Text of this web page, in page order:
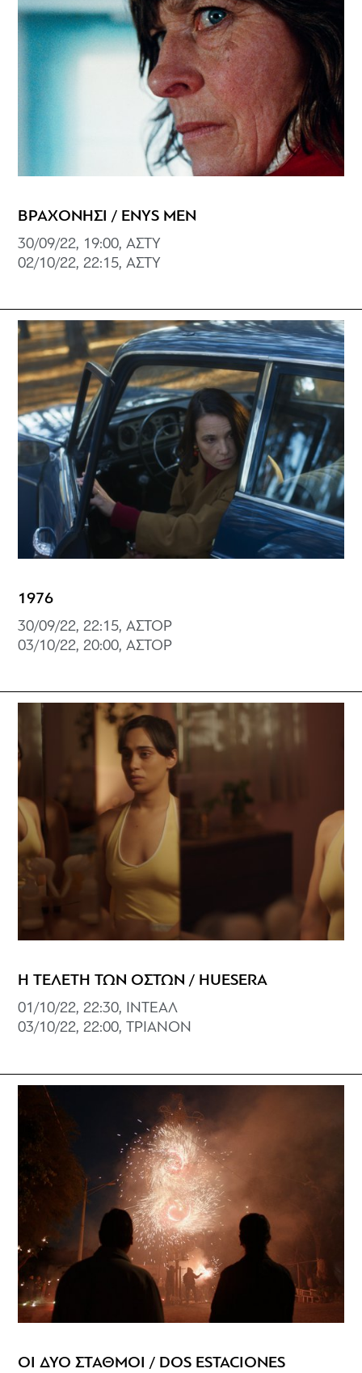
ΒΡΑΧΟΝΗΣΙ / ENYS MEN
30/09/22, 19:00, ΑΣΤΥ
02/10/22, 22:15, ΑΣΤΥ
1976
30/09/22, 22:15, ΑΣΤΟΡ
03/10/22, 20:00, ΑΣΤΟΡ
Η ΤΕΛΕΤΗ ΤΩΝ ΟΣΤΩΝ / HUESERA
01/10/22, 22:30, ΙΝΤΕΑΛ
03/10/22, 22:00, ΤΡΙΑΝΟΝ
ΟΙ ΔΥΟ ΣΤΑΘΜΟΙ / DOS ESTACIONES